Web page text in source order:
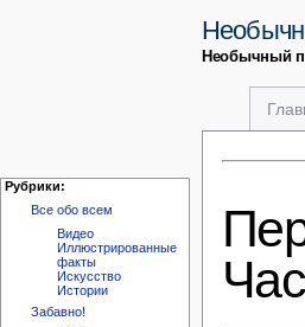
Необычный
Рубрики:
Все обо всем
Видео
Иллюстрированные
факты
Искусство
Истории
Забавно!